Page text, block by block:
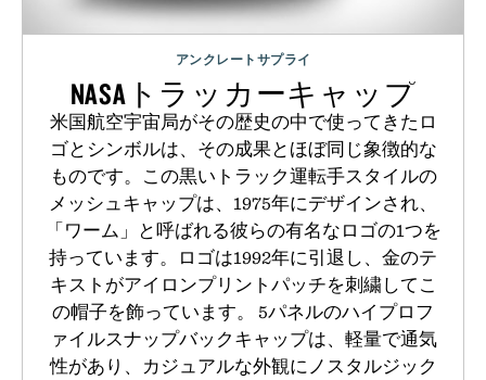
アンクレートサプライ
NASAトラッカーキャップ
米国航空宇宙局がその歴史の中で使ってきたロ
ゴとシンボルは、その成果とほぼ同じ象徴的な
ものです。この黒いトラック運転手スタイルの
メッシュキャップは、1975年にデザインされ、
「ワーム」と呼ばれる彼らの有名なロゴの1つを
持っています。ロゴは1992年に引退し、金のテ
キストがアイロンプリントパッチを刺繍してこ
の帽子を飾っています。 5パネルのハイプロフ
ァイルスナップバックキャップは、軽量で通気
性があり、カジュアルな外観にノスタルジック